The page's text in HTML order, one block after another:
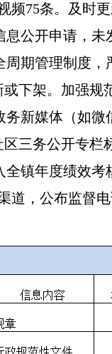
频75条。及时
息公开申请，
周期管理制度
下架。加强规
务新媒体（如
三务公开专
全镇年度绩效
道，公布监督